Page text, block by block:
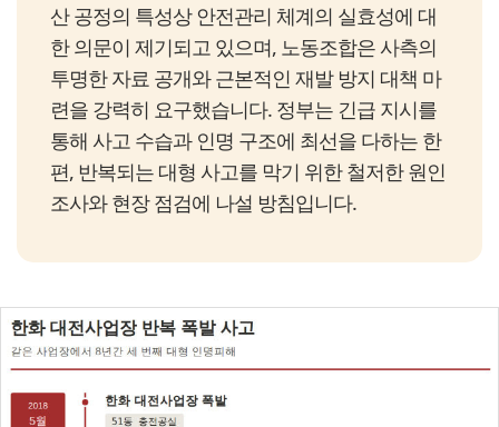
산 공정의 특성상 안전관리 체계의 실효성에 대
한 의문이 제기되고 있으며, 노동조합은 사측의
투명한 자료 공개와 근본적인 재발 방지 대책 마
련을 강력히 요구했습니다. 정부는 긴급 지시를
통해 사고 수습과 인명 구조에 최선을 다하는 한
편, 반복되는 대형 사고를 막기 위한 철저한 원인
조사와 현장 점검에 나설 방침입니다.